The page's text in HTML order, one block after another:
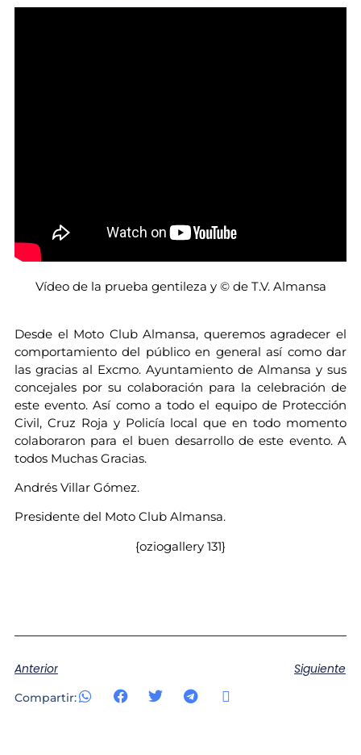
Vídeo de la prueba gentileza y © de T.V. Almansa
Desde el Moto Club Almansa, queremos agradecer el
comportamiento del público en general así como dar
las gracias al Excmo. Ayuntamiento de Almansa y sus
concejales por su colaboración para la celebración de
este evento. Así como a todo el equipo de Protección
Civil, Cruz Roja y Policía local que en todo momento
colaboraron para el buen desarrollo de este evento. A
todos Muchas Gracias.
Andrés Villar Gómez.
Presidente del Moto Club Almansa.
{oziogallery 131}
Anterior Siguiente
Compartir: